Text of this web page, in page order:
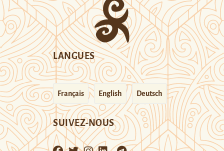
LANGUES
Français English Deutsch
SUIVEZ-NOUS